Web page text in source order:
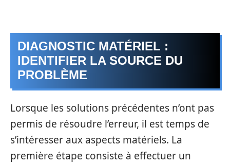
DIAGNOSTIC MATÉRIEL :
IDENTIFIER LA SOURCE DU
PROBLÈME
Lorsque les solutions précédentes n’ont pas
permis de résoudre l’erreur, il est temps de
s’intéresser aux aspects matériels. La
première étape consiste à effectuer un